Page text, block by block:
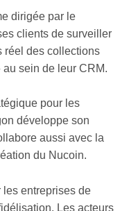
dirigée par le
clients de surveiller
réel des collections
au sein de leur CRM.
pour les
développe son
aussi avec la
du Nucoin.
les entreprises de
Les acteurs